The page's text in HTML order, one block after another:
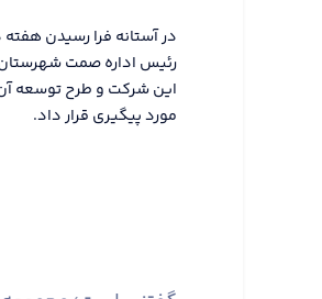
در آستانه فرا رسیدن
رئیس اداره صمت
این شرکت و طرح توسعه
مورد پیگیری قرار داد.